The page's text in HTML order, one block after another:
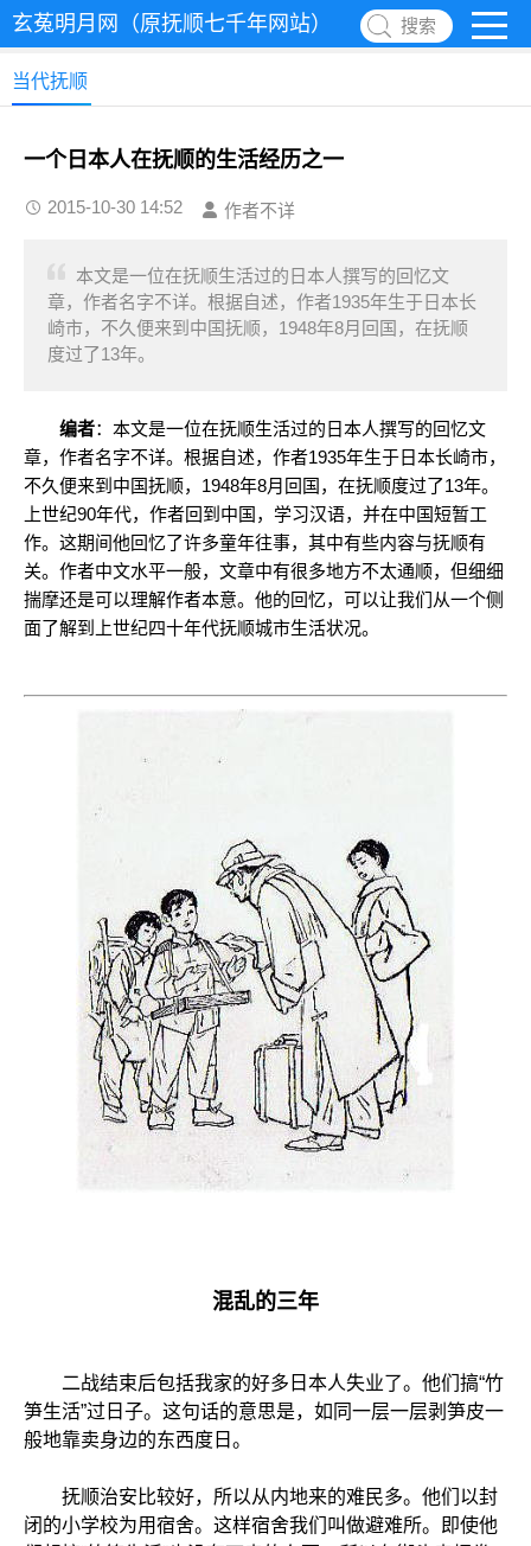
玄菟明月网（原抚顺七千年网站） 搜索
当代抚顺
一个日本人在抚顺的生活经历之一
2015-10-30 14:52 作者不详
本文是一位在抚顺生活过的日本人撰写的回忆文
章，作者名字不详。根据自述，作者1935年生于日本长
崎市，不久便来到中国抚顺，1948年8月回国，在抚顺
度过了13年。
编者：本文是一位在抚顺生活过的日本人撰写的回忆文
章，作者名字不详。根据自述，作者1935年生于日本长崎市，
不久便来到中国抚顺，1948年8月回国，在抚顺度过了13年。
上世纪90年代，作者回到中国，学习汉语，并在中国短暂工
作。这期间他回忆了许多童年往事，其中有些内容与抚顺有
关。作者中文水平一般，文章中有很多地方不太通顺，但细细
揣摩还是可以理解作者本意。他的回忆，可以让我们从一个侧
面了解到上世纪四十年代抚顺城市生活状况。
混乱的三年
二战结束后包括我家的好多日本人失业了。他们搞“竹
笋生活”过日子。这句话的意思是，如同一层一层剥笋皮一
般地靠卖身边的东西度日。
抚顺治安比较好，所以从内地来的难民多。他们以封
闭的小学校为用宿舍。这样宿舍我们叫做避难所。即使他